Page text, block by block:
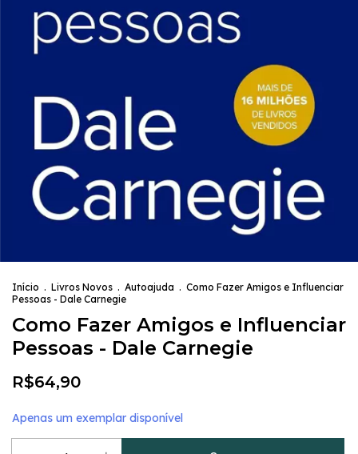
Início . Livros Novos . Autoajuda . Como Fazer Amigos e Influenciar
Pessoas - Dale Carnegie
Como Fazer Amigos e Influenciar
Pessoas - Dale Carnegie
R$64,90
Apenas um exemplar disponível